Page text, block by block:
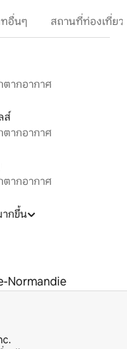
อื่นๆ สถานที่ท่องเที่ย
ากอากาศ
ส์
ากอากาศ
ากอากาศ
กขึ้น
Normandie